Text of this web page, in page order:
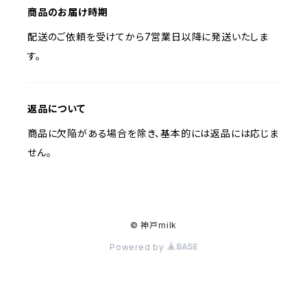
商品のお届け時期
配送のご依頼を受けてから7営業日以降に発送いたしま
す。
返品について
商品に欠陥がある場合を除き、基本的には返品には応じま
せん。
© 神戸milk
Powered by